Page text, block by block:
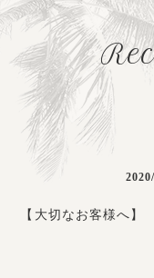
【大切なお客様へ】